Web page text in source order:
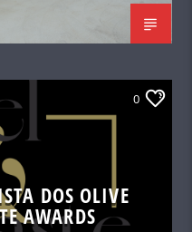
0
DOS OLIVE
AWARDS